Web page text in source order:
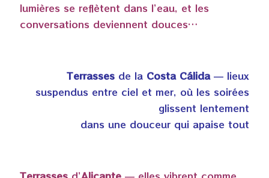
lumières se reflètent dans l’eau, et les
conversations deviennent douces…
Terrasses de la Costa Cálida— lieux
suspendus entre ciel et mer, où les soirées
glissent lentement
dans une douceur qui apaise tout